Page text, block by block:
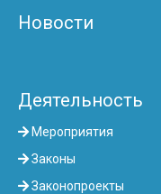
Новости
Деятельность
Мероприятия
Законы
Законопроекты